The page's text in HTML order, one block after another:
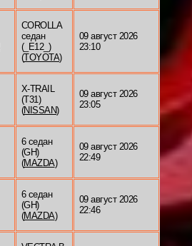
COROLLA
седан
(_E12_)
(TOYOTA)
09 август 2026
23:10
X-TRAIL
(T31)
(NISSAN)
09 август 2026
23:05
6 седан
(GH)
(MAZDA)
09 август 2026
22:49
6 седан
(GH)
(MAZDA)
09 август 2026
22:46